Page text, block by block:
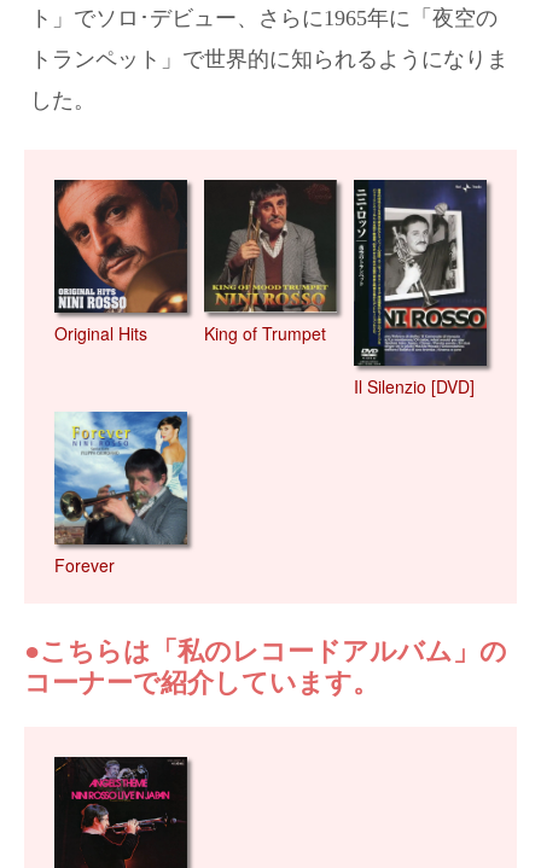
ト」でソロ･デビュー、さらに1965年に「夜空の
トランペット」で世界的に知られるようになりま
した。
Original Hits King of Trumpet
Il Silenzio [DVD]
Forever
●こちらは「私のレコードアルバム」の
コーナーで紹介しています。